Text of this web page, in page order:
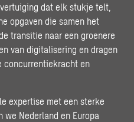
dat elk stukje telt,
opgaven die samen het
transitie naar een groenere
van digitalisering en dragen
concurrentiekracht en
expertise met een sterke
Nederland en Europa